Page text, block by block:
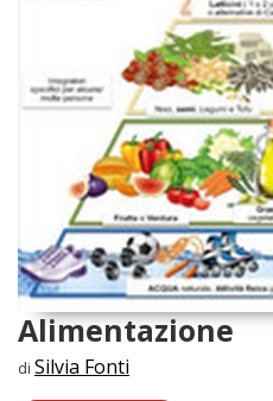
Alimentazione
di Silvia Fonti